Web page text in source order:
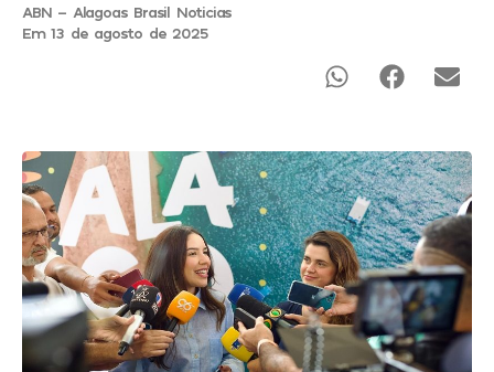
ABN - Alagoas Brasil Noticias
Em 13 de agosto de 2025